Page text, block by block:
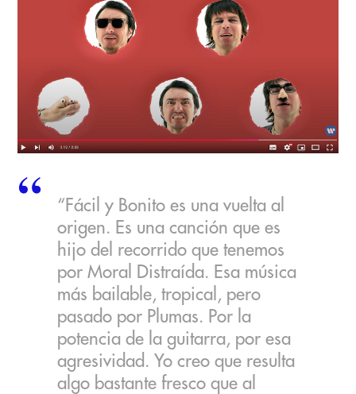
“Fácil y Bonito es una vuelta al
origen. Es una canción que es
hijo del recorrido que tenemos
por Moral Distraída. Esa música
más bailable, tropical, pero
pasado por Plumas. Por la
potencia de la guitarra, por esa
agresividad. Yo creo que resulta
algo bastante fresco que al